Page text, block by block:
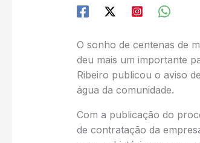
O sonho de centenas de
deu mais um importante
Ribeiro publicou o aviso
água da comunidade.
Com a publicação do
de contratação da